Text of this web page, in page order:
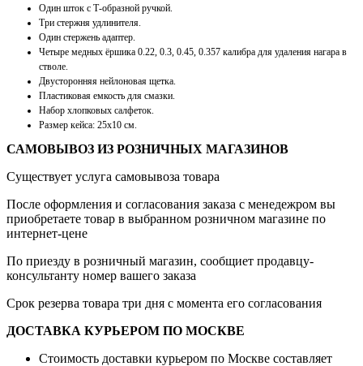
Один шток с Т-образной ручкой.
Три стержня удлинителя.
Один стержень адаптер.
Четыре медных ёршика 0.22, 0.3, 0.45, 0.357 калибра для удаления нагара в
стволе.
Двусторонняя нейлоновая щетка.
Пластиковая емкость для смазки.
Набор хлопковых салфеток.
Размер кейса: 25x10 см.
САМОВЫВОЗ ИЗ РОЗНИЧНЫХ МАГАЗИНОВ
Существует услуга самовывоза товара
После оформления и согласования заказа с менедежром вы
приобретаете товар в выбранном розничном магазине по
интернет-цене
По приезду в розничный магазин, сообщиет продавцу-
консультанту номер вашего заказа
Срок резерва товара три дня с момента его согласования
ДОСТАВКА КУРЬЕРОМ ПО МОСКВЕ
Стоимость доставки курьером по Москве составляет